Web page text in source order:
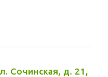
Сочинская, д. 21,